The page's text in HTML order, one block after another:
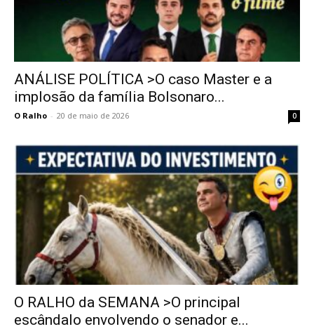
ANÁLISE POLÍTICA >O caso Master e a
implosão da família Bolsonaro...
O Ralho - 20 de maio de 2026 0
O RALHO da SEMANA >O principal
escândalo envolvendo o senador e...